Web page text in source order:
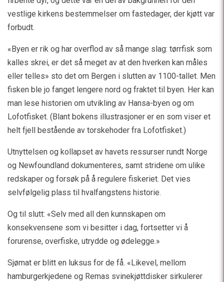
vestlige kirkens bestemmelser om fastedager, der kjøtt var
forbudt.
«Byen er rik og har overflod av så mange slag: tørrfisk som
kalles skrei, er det så meget av at den hverken kan måles
eller telles» sto det om Bergen i slutten av 1100-tallet. Men
fisken ble jo fanget lengere nord og fraktet til byen. Her kan
man lese historien om utvikling av Hansa-byen og om
Lofotfisket. (Blant bokens illustrasjoner er en som viser et
helt fjell bestående av torskehoder fra Lofotfisket.)
Utnyttelsen og kollapset av havets ressurser rundt Norge
og Newfoundland dokumenteres, samt stridene om ulike
redskaper og forsøk på å regulere fiskeriet. Det vies
selvfølgelig plass til hvalfangstens historie.
Og til slutt: «Selv med all den kunnskapen om
konsekvensene som vi besitter i dag, fortsetter vi å
forurense, overfiske, utrydde og ødelegge.»
Sjømat er blitt en luksus for de få. «Likevel, mellom
hamburgerkjedene og Remas svinekjøttdisker sirkulerer